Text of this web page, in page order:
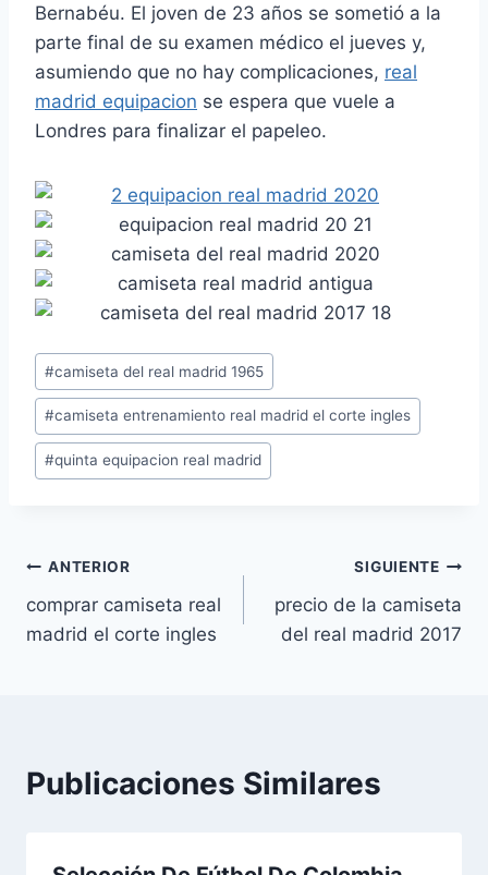
Bernabéu. El joven de 23 años se sometió a la
parte final de su examen médico el jueves y,
asumiendo que no hay complicaciones, real
madrid equipacion se espera que vuele a
Londres para finalizar el papeleo.
Etiquetas
de
la
entrada:
#camiseta del real madrid 1965
#camiseta entrenamiento real madrid el corte ingles
#quinta equipacion real madrid
Navegación
de
ANTERIOR
comprar camiseta real
madrid el corte ingles
SIGUIENTE
precio de la camiseta
del real madrid 2017
Publicaciones Similares